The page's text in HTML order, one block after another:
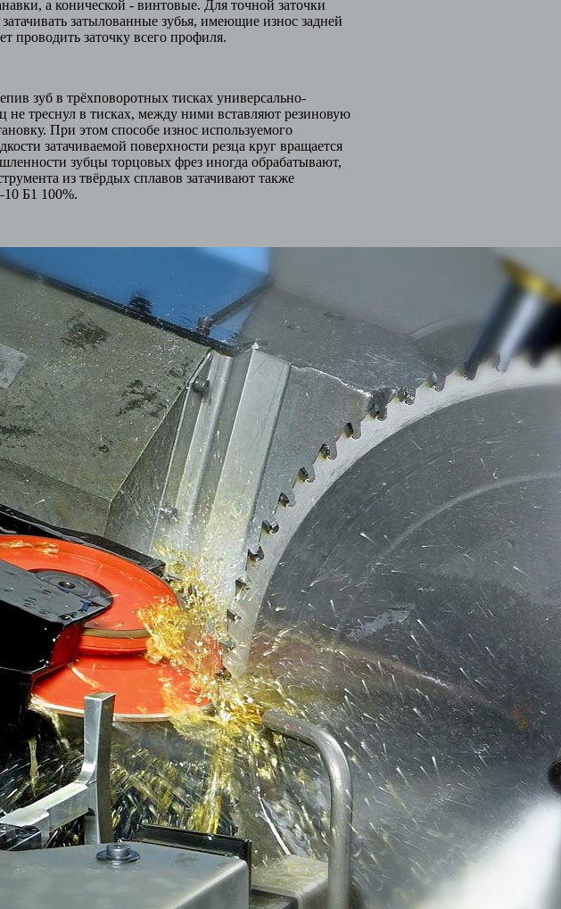
а конической - винтовые. Для точной заточки
затылованные зубья, имеющие износ задней
проводить заточку всего профиля.
зуб в трёхповоротных тисках универсально-
не треснул в тисках, между ними вставляют резиновую
При этом способе износ используемого
затачиваемой поверхности резца круг вращается
зубцы торцовых фрез иногда обрабатывают,
из твёрдых сплавов затачивают также
Б1 100%.